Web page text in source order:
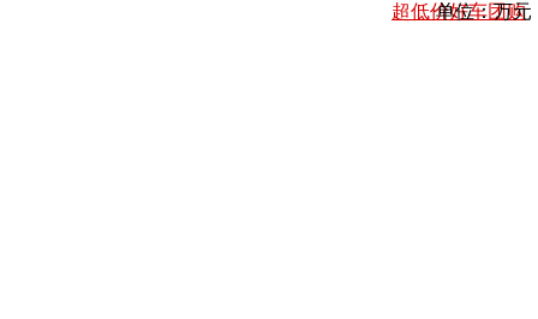
超低价好车团购
单位：万元